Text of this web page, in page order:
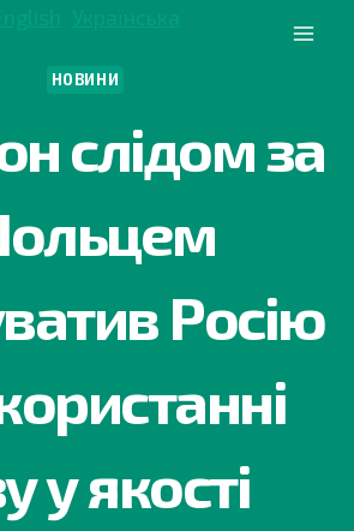
НОВИНИ
слідом за
Росію
у якості